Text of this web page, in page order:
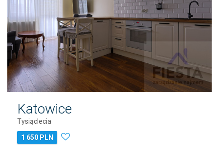
Katowice
Tysiąclecia
1 650 PLN